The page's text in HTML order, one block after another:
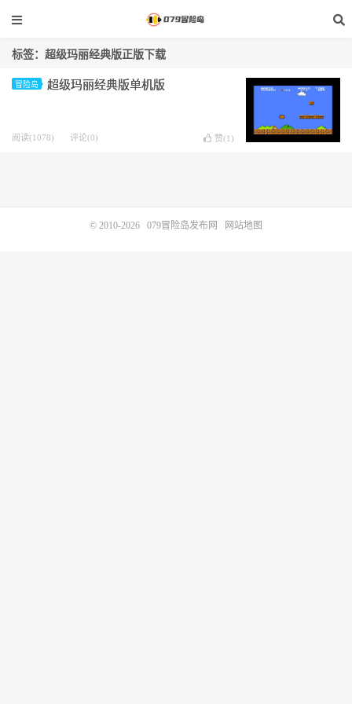
标签：超级玛丽经典版正版下载
冒险岛 超级玛丽经典版单机版
阅读(1078) 评论(0) 赞(1 )
© 2010-2026 079冒险岛发布网 网站地图